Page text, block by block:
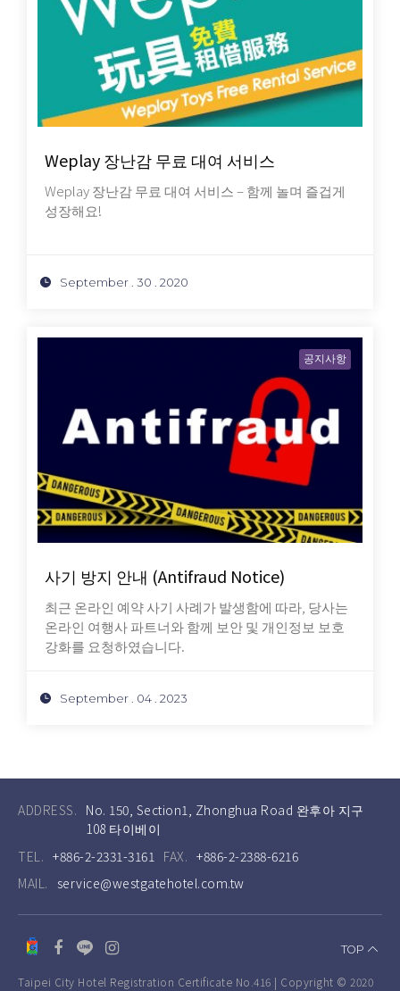
Weplay 장난감 무료 대여 서비스
Weplay 장난감 무료 대여 서비스 – 함께 놀며 즐겁게
성장해요!
September . 30 . 2020
공지사항
사기 방지 안내 (Antifraud Notice)
최근 온라인 예약 사기 사례가 발생함에 따라, 당사는
온라인 여행사 파트너와 함께 보안 및 개인정보 보호
강화를 요청하였습니다.
September . 04 . 2023
ADDRESS. No. 150, Section1, Zhonghua Road 완후아 지구
108 타이베이
TEL. +886-2-2331-3161 FAX. +886-2-2388-6216
MAIL.
service@westgatehotel.com.tw
TOP
Taipei City Hotel Registration Certificate No.416 | Copyright © 2020